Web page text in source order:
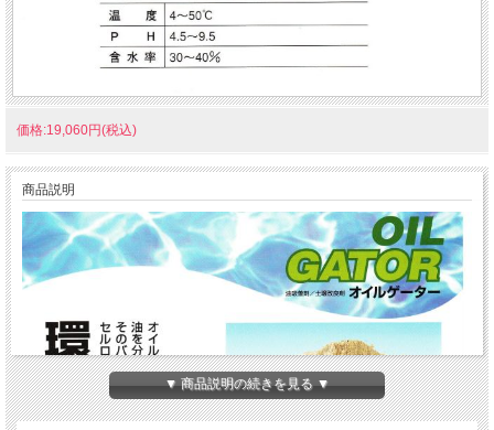
価格:19,060円(税込)
商品説明
▼ 商品説明の続きを見る ▼